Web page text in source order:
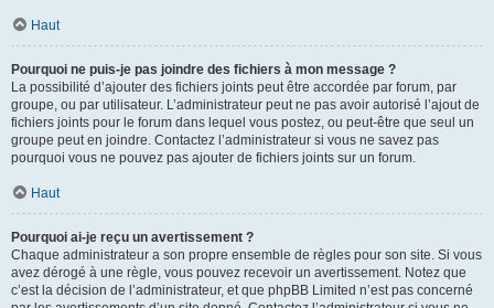
Haut
Pourquoi ne puis-je pas joindre des fichiers à mon message ?
La possibilité d’ajouter des fichiers joints peut être accordée par forum, par
groupe, ou par utilisateur. L’administrateur peut ne pas avoir autorisé l’ajout de
fichiers joints pour le forum dans lequel vous postez, ou peut-être que seul un
groupe peut en joindre. Contactez l’administrateur si vous ne savez pas
pourquoi vous ne pouvez pas ajouter de fichiers joints sur un forum.
Haut
Pourquoi ai-je reçu un avertissement ?
Chaque administrateur a son propre ensemble de règles pour son site. Si vous
avez dérogé à une règle, vous pouvez recevoir un avertissement. Notez que
c’est la décision de l’administrateur, et que phpBB Limited n’est pas concerné